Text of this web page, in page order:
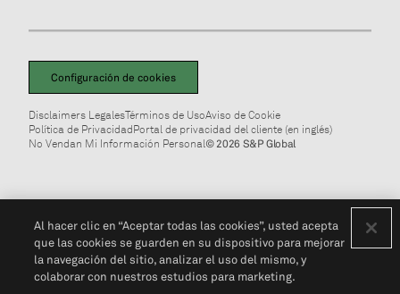
Configuración de cookies
Disclaimers LegalesTérminos de UsoAviso de Cookie
Política de PrivacidadPortal de privacidad del cliente (en inglés)
No Vendan Mi Información Personal© 2026 S&P Global
Al hacer clic en “Aceptar todas las cookies”, usted acepta
que las cookies se guarden en su dispositivo para mejorar
la navegación del sitio, analizar el uso del mismo, y
colaborar con nuestros estudios para marketing.